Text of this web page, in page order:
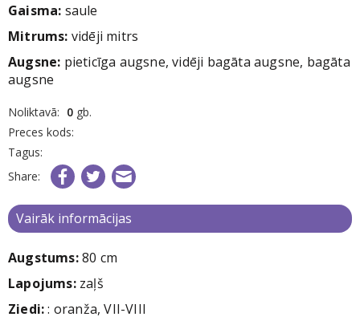
Gaisma: saule
Mitrums: vidēji mitrs
Augsne: pieticīga augsne, vidēji bagāta augsne, bagāta
augsne
Noliktavā: 0 gb.
Preces kods:
Tagus:
Share:
Vairāk informācijas
Augstums:80 cm
Lapojums:zaļš
Ziedi:: oranža, VII-VIII